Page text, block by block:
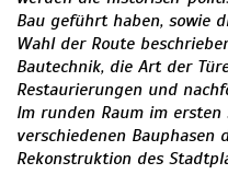
Bau geführt haben, sowie
Wahl der Route
Bautechnik, die Art der
Restaurierungen und
Im runden Raum im
verschiedenen Bauphasen
Rekonstruktion des